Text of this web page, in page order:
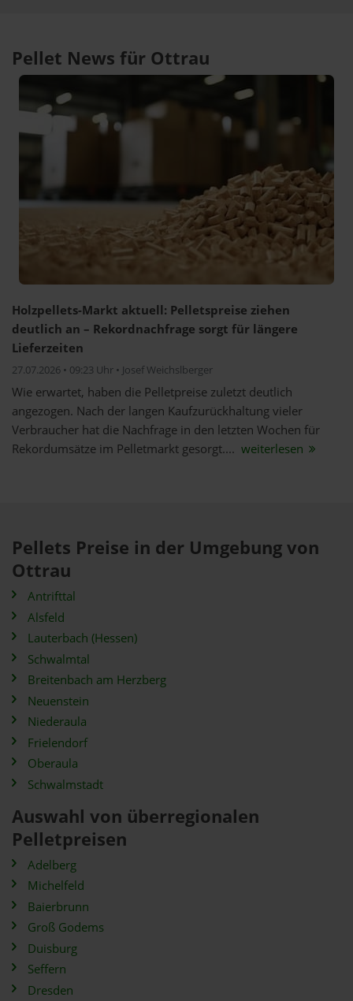
Pellet News für Ottrau
Holzpellets-Markt aktuell: Pelletspreise ziehen
deutlich an – Rekordnachfrage sorgt für längere
Lieferzeiten
27.07.2026 • 09:23 Uhr • Josef Weichslberger
Wie erwartet, haben die Pelletpreise zuletzt deutlich
angezogen. Nach der langen Kaufzurückhaltung vieler
Verbraucher hat die Nachfrage in den letzten Wochen für
Rekordumsätze im Pelletmarkt gesorgt.... weiterlesen
Pellets Preise in der Umgebung von
Ottrau
Antrifttal
Alsfeld
Lauterbach (Hessen)
Schwalmtal
Breitenbach am Herzberg
Neuenstein
Niederaula
Frielendorf
Oberaula
Schwalmstadt
Auswahl von überregionalen
Pelletpreisen
Adelberg
Michelfeld
Baierbrunn
Groß Godems
Duisburg
Seffern
Dresden